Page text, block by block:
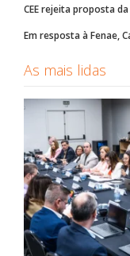
CEE rejeita proposta
Em resposta à Fenae,
As mais lidas